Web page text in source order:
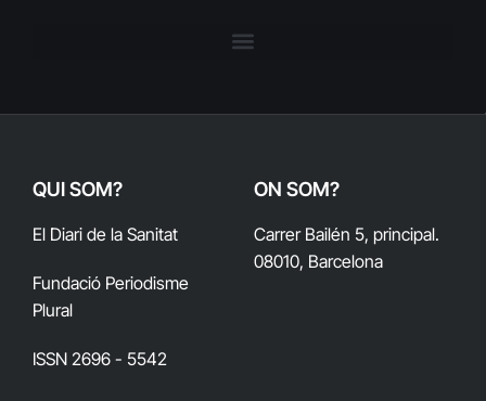
QUI SOM?
El Diari de la Sanitat
Fundació Periodisme
Plural
ISSN 2696 - 5542
ON SOM?
Carrer Bailén 5, principal.
08010, Barcelona